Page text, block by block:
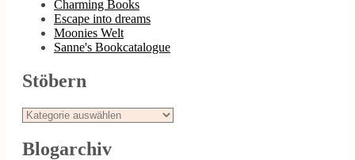
Charming Books
Escape into dreams
Moonies Welt
Sanne's Bookcatalogue
Stöbern
Stöbern
Blogarchiv